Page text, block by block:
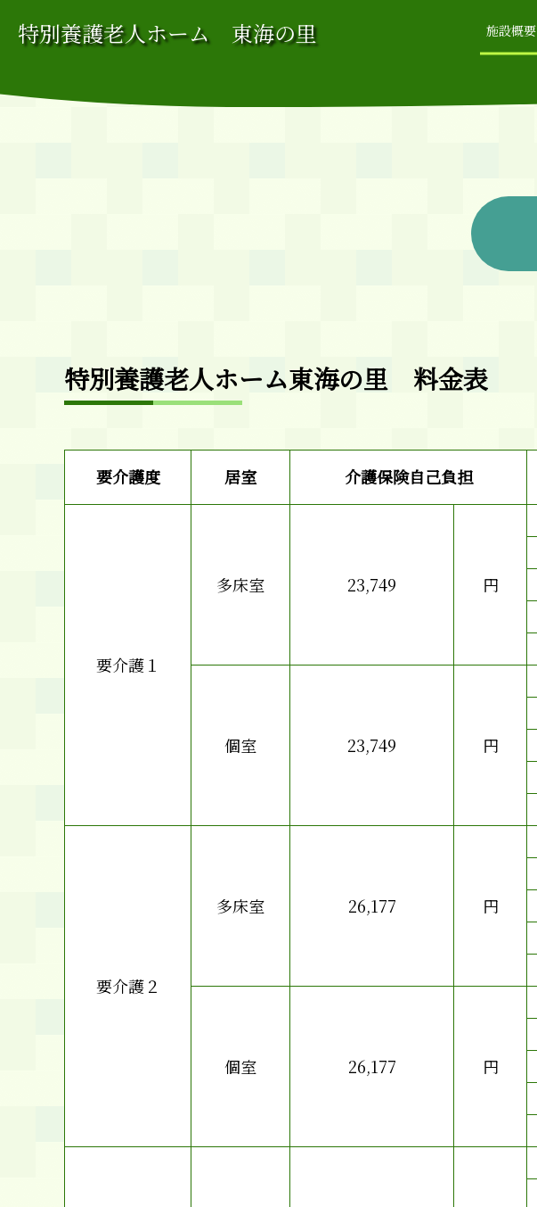
ツ
特別養護老人ホーム 東海の里 施設概要
特別養護老人ホーム東海の里 料金表
要介護度 居室 介護保険自己負担
要介護１
多床室 23,749 円
個室 23,749 円
要介護２
多床室 26,177 円
個室 26,177 円